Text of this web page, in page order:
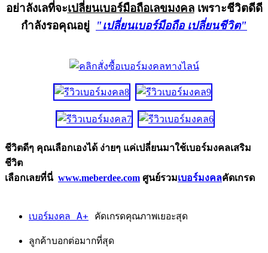
อย่าลังเลที่จะเปลี่ยนเบอร์มือถือเลขมงคลเพราะชีวิตดีดี
กำลังรอคุณอยู่
"เปลี่ยนเบอร์มือถือ เปลี่ยนชีวิต"
ชีวิตดีๆ คุณเลือกเองได้ ง่ายๆ แค่เปลี่ยนมาใช้เบอร์มงคลเสริม
ชีวิต
เลือกเลยที่นี่ www.meberdee.com ศูนย์รวมเบอร์มงคลคัดเกรด
เบอร์มงคล A+ คัดเกรดคุณภาพเยอะสุด
ลูกค้าบอกต่อมากที่สุด